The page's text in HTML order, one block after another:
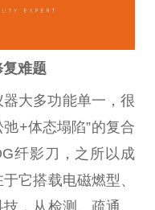
难题
大多功能单一，很
+体态塌陷”的复合
纤影 刀 ，之所以成
它搭载电磁燃型、
，从检测、疏通、